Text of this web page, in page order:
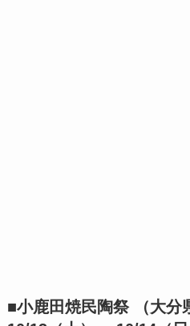
■小鹿田焼民陶祭 （大分